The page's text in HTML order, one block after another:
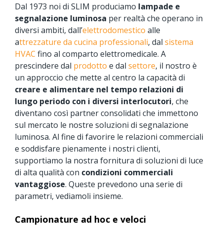
Dal 1973 noi di SLIM produciamo lampade e
segnalazione luminosa per realtà che operano in
diversi ambiti, dall’elettrodomestico alle
attrezzature da cucina professionali, dal sistema
HVAC fino al comparto elettromedicale. A
prescindere dal prodotto e dal settore, il nostro è
un approccio che mette al centro la capacità di
creare e alimentare nel tempo relazioni di
lungo periodo con i diversi interlocutori, che
diventano così partner consolidati che immettono
sul mercato le nostre soluzioni di segnalazione
luminosa. Al fine di favorire le relazioni commerciali
e soddisfare pienamente i nostri clienti,
supportiamo la nostra fornitura di soluzioni di luce
di alta qualità con condizioni commerciali
vantaggiose. Queste prevedono una serie di
parametri, vediamoli insieme.
Campionature ad hoc e veloci